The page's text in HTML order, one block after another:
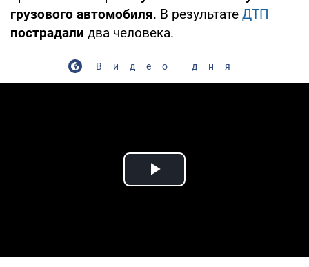
грузового автомобиля. В результате ДТП
пострадали два человека.
Видео дня
Play Video